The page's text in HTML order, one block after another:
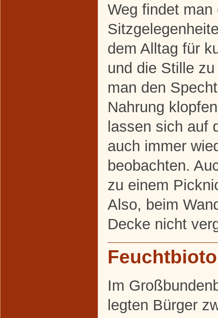
Weg findet
dem Alltag für
und die Stille
man den
Nahrung
lassen sich auf
auch immer
beobachten.
zu einem
Also, beim
Decke nicht
Im
legten Bürger